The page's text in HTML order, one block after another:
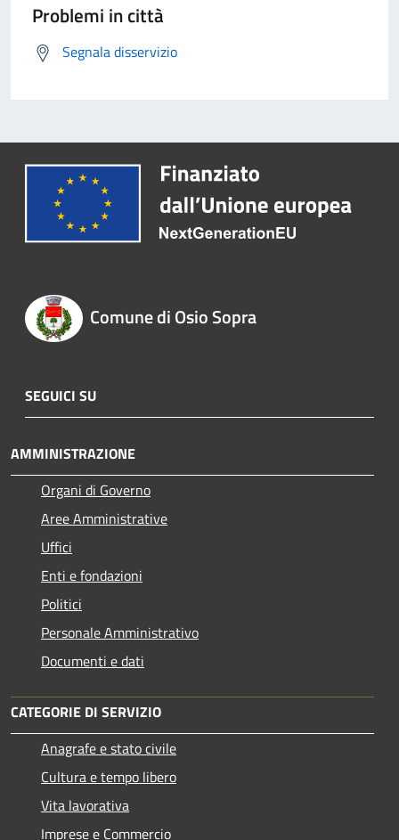
Problemi in città
Segnala disservizio
Comune di Osio Sopra
SEGUICI SU
AMMINISTRAZIONE
Organi di Governo
Aree Amministrative
Uffici
Enti e fondazioni
Politici
Personale Amministrativo
Documenti e dati
CATEGORIE DI SERVIZIO
Anagrafe e stato civile
Cultura e tempo libero
Vita lavorativa
Imprese e Commercio